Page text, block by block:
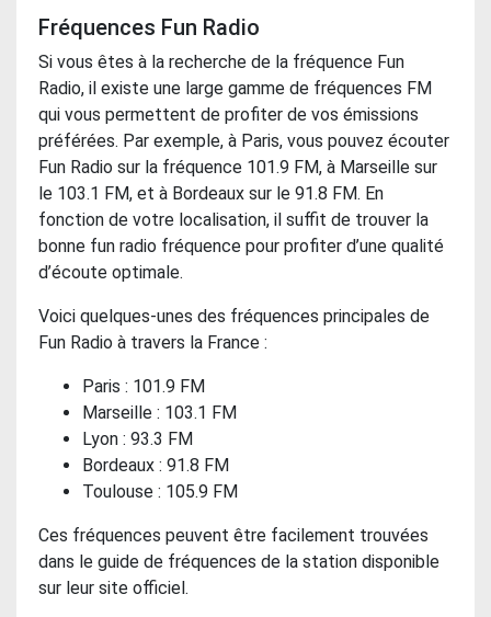
Fréquences Fun Radio
Si vous êtes à la recherche de la fréquence Fun
Radio, il existe une large gamme de fréquences FM
qui vous permettent de profiter de vos émissions
préférées. Par exemple, à Paris, vous pouvez écouter
Fun Radio sur la fréquence 101.9 FM, à Marseille sur
le 103.1 FM, et à Bordeaux sur le 91.8 FM. En
fonction de votre localisation, il suffit de trouver la
bonne fun radio fréquence​ pour profiter d’une qualité
d’écoute optimale.
Voici quelques-unes des fréquences principales de
Fun Radio à travers la France :
Paris : 101.9 FM
Marseille : 103.1 FM
Lyon : 93.3 FM
Bordeaux : 91.8 FM
Toulouse : 105.9 FM
Ces fréquences peuvent être facilement trouvées
dans le guide de fréquences de la station disponible
sur leur site officiel.